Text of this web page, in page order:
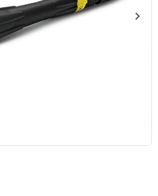
keyboard_arrow_right